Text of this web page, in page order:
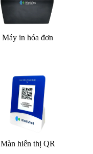
Máy in hóa đơn
Màn hiển thị QR